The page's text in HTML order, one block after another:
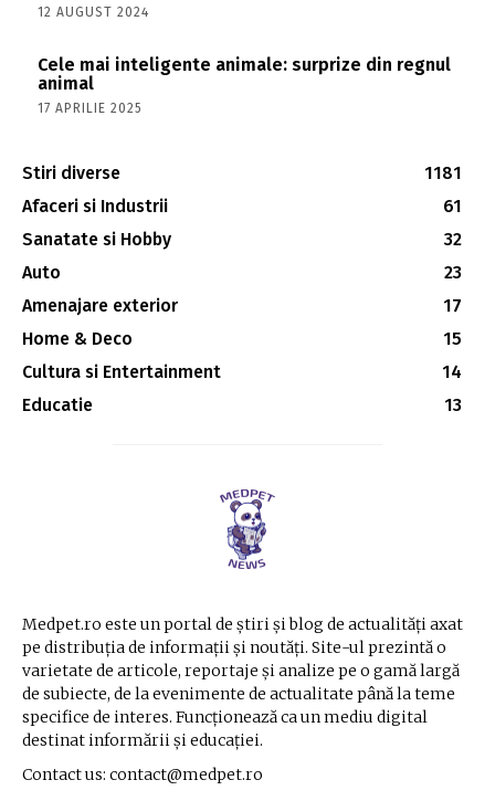
12 AUGUST 2024
Cele mai inteligente animale: surprize din regnul
animal
17 APRILIE 2025
Stiri diverse
1181
Afaceri si Industrii
61
Sanatate si Hobby
32
Auto
23
Amenajare exterior
17
Home & Deco
15
Cultura si Entertainment
14
Educatie
13
Medpet.ro este un portal de știri și blog de actualități axat
pe distribuția de informații și noutăți. Site-ul prezintă o
varietate de articole, reportaje și analize pe o gamă largă
de subiecte, de la evenimente de actualitate până la teme
specifice de interes. Funcționează ca un mediu digital
destinat informării și educației.
Contact us: contact@medpet.ro